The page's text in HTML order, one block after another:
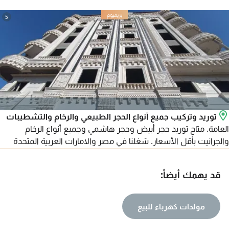
5
توريد وتركيب جميع أنواع الحجر الطبيعي والرخام والتشطيبات
العامة. متاح توريد حجر أبيض وحجر هاشمي وجميع أنواع الرخام
والجرانيت بأقل الأسعار. شغلنا في مصر والامارات العربية المتحدة
قد يهمك أيضاً:
مولدات كهرباء للبيع